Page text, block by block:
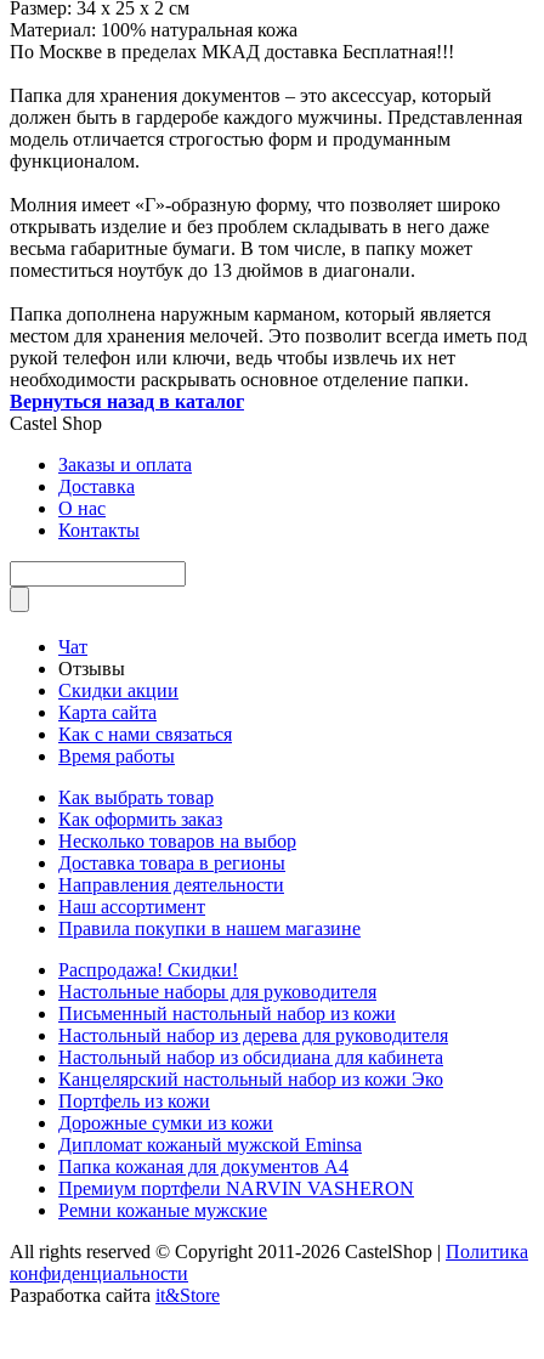
Размер: 34 х 25 х 2 см
Материал: 100% натуральная кожа
По Москве в пределах МКАД доставка Бесплатная!!!
Папка для хранения документов – это аксессуар, который
должен быть в гардеробе каждого мужчины. Представленная
модель отличается строгостью форм и продуманным
функционалом.
Молния имеет «Г»-образную форму, что позволяет широко
открывать изделие и без проблем складывать в него даже
весьма габаритные бумаги. В том числе, в папку может
поместиться ноутбук до 13 дюймов в диагонали.
Папка дополнена наружным карманом, который является
местом для хранения мелочей. Это позволит всегда иметь под
рукой телефон или ключи, ведь чтобы извлечь их нет
необходимости раскрывать основное отделение папки.
Вернуться назад в каталог
Castel Shop
Заказы и оплата
Доставка
О нас
Контакты
Чат
Отзывы
Скидки акции
Карта сайта
Как с нами связаться
Время работы
Как выбрать товар
Как оформить заказ
Несколько товаров на выбор
Доставка товара в регионы
Направления деятельности
Наш ассортимент
Правила покупки в нашем магазине
Распродажа! Скидки!
Настольные наборы для руководителя
Письменный настольный набор из кожи
Настольный набор из дерева для руководителя
Настольный набор из обсидиана для кабинета
Канцелярский настольный набор из кожи Эко
Портфель из кожи
Дорожные сумки из кожи
Дипломат кожаный мужской Eminsa
Папка кожаная для документов А4
Премиум портфели NARVIN VASHERON
Ремни кожаные мужские
All rights reserved © Copyright 2011-2026 CastelShop | Политика
конфиденциальности
Разработка сайта it&Store